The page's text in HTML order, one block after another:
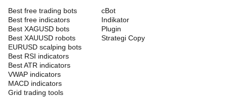
Best free trading bots
Best free indicators
Best XAGUSD bots
Best XAUUSD robots
EURUSD scalping bots
Best RSI indicators
Best ATR indicators
VWAP indicators
MACD indicators
Grid trading tools
cBot
Indikator
Plugin
Strategi Copy